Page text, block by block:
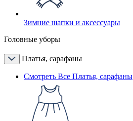
Зимние шапки и аксессуары
Головные уборы
Платья, сарафаны
Смотреть Все Платья, сарафаны